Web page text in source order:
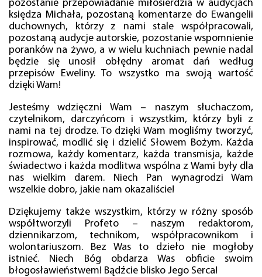
pozostanie przepowiadanie miłosierdzia w audycjach
księdza Michała, pozostaną komentarze do Ewangelii
duchownych, którzy z nami stale współpracowali,
pozostaną audycje autorskie, pozostanie wspomnienie
poranków na żywo, a w wielu kuchniach pewnie nadal
będzie się unosił obłędny aromat dań według
przepisów Eweliny. To wszystko ma swoją wartość
dzięki Wam!
Jesteśmy wdzięczni Wam – naszym słuchaczom,
czytelnikom, darczyńcom i wszystkim, którzy byli z
nami na tej drodze. To dzięki Wam mogliśmy tworzyć,
inspirować, modlić się i dzielić Słowem Bożym. Każda
rozmowa, każdy komentarz, każda transmisja, każde
świadectwo i każda modlitwa wspólna z Wami były dla
nas wielkim darem. Niech Pan wynagrodzi Wam
wszelkie dobro, jakie nam okazaliście!
Dziękujemy także wszystkim, którzy w różny sposób
współtworzyli Profeto – naszym redaktorom,
dziennikarzom, technikom, współpracownikom i
wolontariuszom. Bez Was to dzieło nie mogłoby
istnieć. Niech Bóg obdarza Was obficie swoim
błogosławieństwem! Bądźcie blisko Jego Serca!